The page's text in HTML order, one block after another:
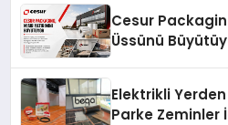
Cesur
Üssünü
Elektrikli
Parke Zeminler